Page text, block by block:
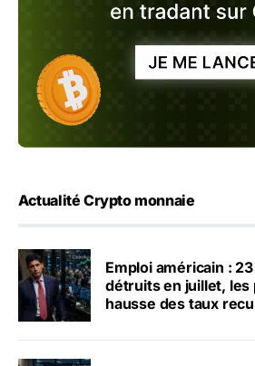
Actualité Crypto monnaie
Emploi américain :
détruits en juillet, les
hausse des taux